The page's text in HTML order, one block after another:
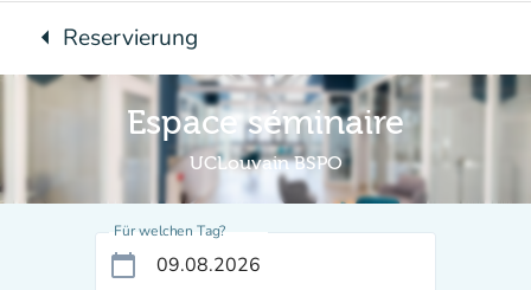
arrow_leftZurück zu:
Reservierung
Espace séminaire
UCLouvain BSPO
Für welchen Tag?
calendar_today